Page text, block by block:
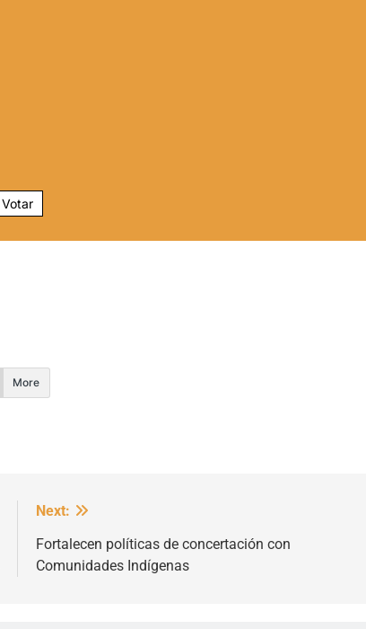
Votar
More
Next:
Fortalecen políticas de concertación con
Comunidades Indígenas